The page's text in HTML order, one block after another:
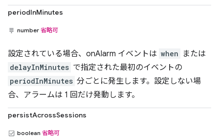
periodInMinutes
number 省略可
設定されている場合、onAlarm イベントは when または
delayInMinutes で指定された最初のイベントの
periodInMinutes 分ごとに発生します。設定しない場
合、アラームは 1 回だけ発動します。
persistAcrossSessions
boolean 省略可